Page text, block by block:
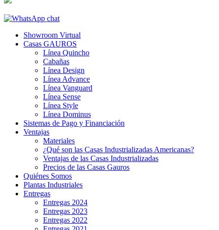
Showroom Virtual
Casas GAUROS
Línea Quincho
Cabañas
Línea Design
Línea Advance
Línea Vanguard
Línea Sense
Línea Style
Línea Dominus
Sistemas de Pago y Financiación
Ventajas
Materiales
¿Qué son las Casas Industrializadas Americanas?
Ventajas de las Casas Industrializadas
Precios de las Casas Gauros
Quiénes Somos
Plantas Industriales
Entregas
Entregas 2024
Entregas 2023
Entregas 2022